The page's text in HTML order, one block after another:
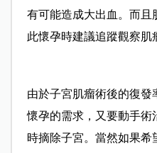
有可能造成大出血。而且
此懷孕時建議追蹤觀察肌
由於子宮肌瘤術後的復
懷孕的需求，又要動手術
時摘除子宮。當然如果